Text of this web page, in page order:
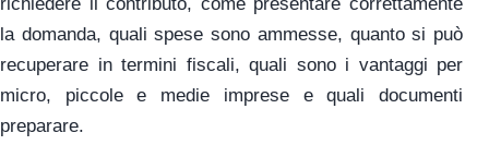
richiedere il contributo, come presentare correttamente
la domanda, quali spese sono ammesse, quanto si può
recuperare in termini fiscali, quali sono i vantaggi per
micro, piccole e medie imprese e quali documenti
preparare.